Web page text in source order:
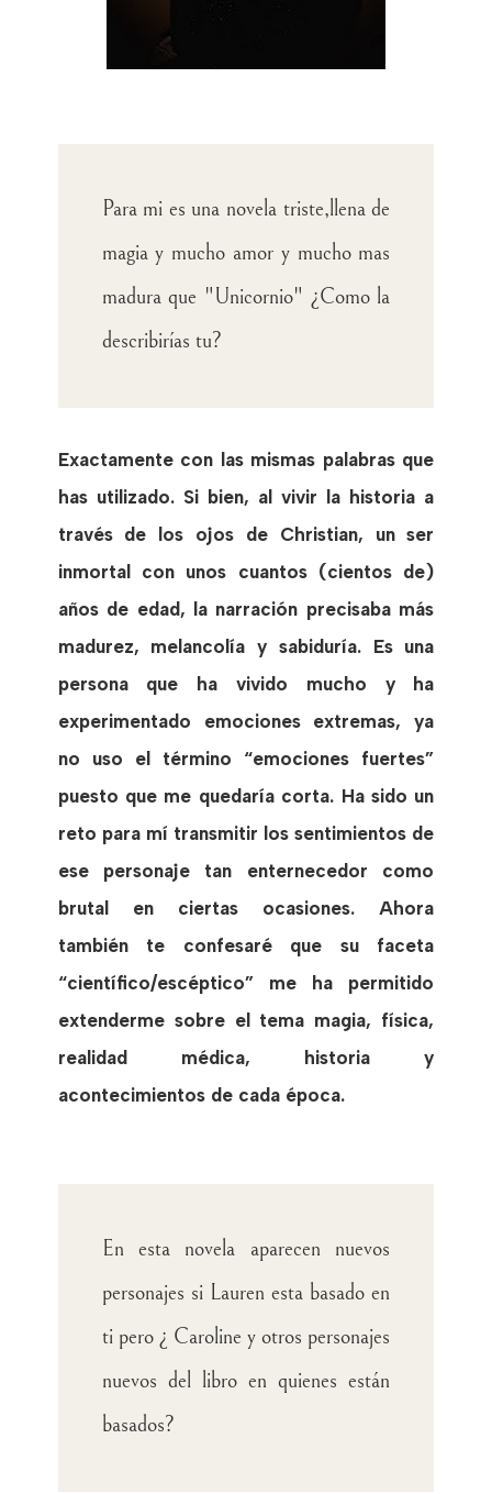
Para mi es una novela triste,llena de
magia y mucho amor y mucho mas
madura que "Unicornio" ¿Como la
describirías tu?
Exactamente con las mismas palabras que
has utilizado. Si bien, al vivir la historia a
través de los ojos de Christian, un ser
inmortal con unos cuantos (cientos de)
años de edad, la narración precisaba más
madurez, melancolía y sabiduría. Es una
persona que ha vivido mucho y ha
experimentado emociones extremas, ya
no uso el término “emociones fuertes”
puesto que me quedaría corta. Ha sido un
reto para mí transmitir los sentimientos de
ese personaje tan enternecedor como
brutal en ciertas ocasiones. Ahora
también te confesaré que su faceta
“científico/escéptico” me ha permitido
extenderme sobre el tema magia, física,
realidad médica, historia y
acontecimientos de cada época.
En esta novela aparecen nuevos
personajes si Lauren esta basado en
ti pero ¿ Caroline y otros personajes
nuevos del libro en quienes están
basados?